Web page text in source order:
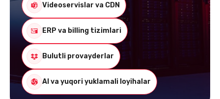
Videoservislar va CDN
ERP va billing tizimlari
Bulutli provayderlar
AI va yuqori yuklamali loyihalar